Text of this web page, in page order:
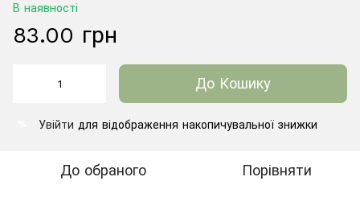
В наявності
83.00 грн
До Кошику
Увійти для відображення накопичувальної знижки
До обраного Порівняти